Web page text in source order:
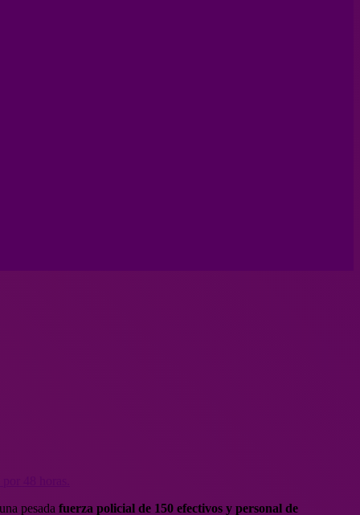
pesada fuerza policial de 150 efectivos y personal de